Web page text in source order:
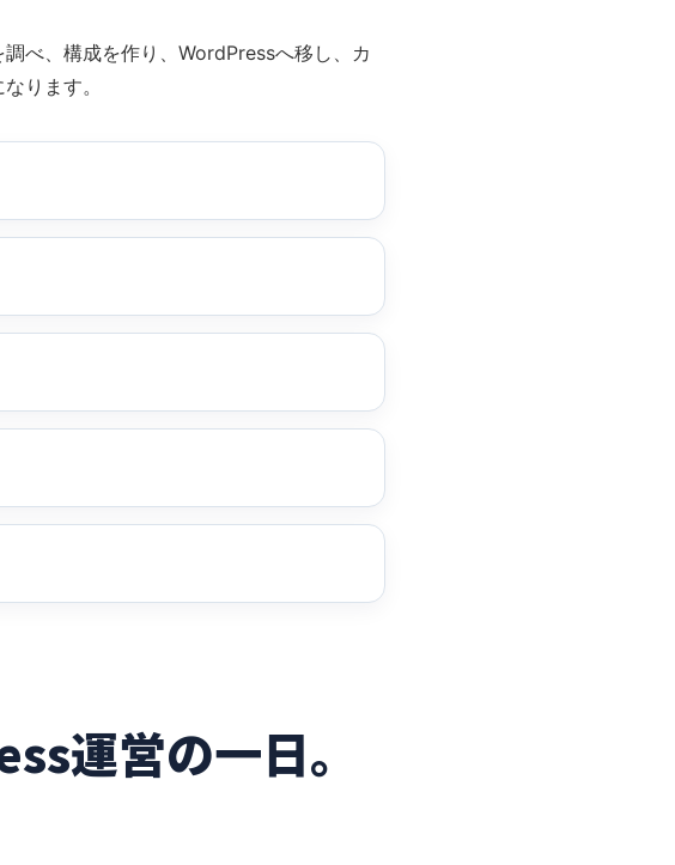
べ、構成を作り、WordPressへ移し、カ
ります。
運営の一日。